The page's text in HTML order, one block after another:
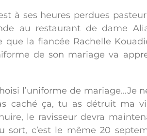
à ses heures perdues
au restaurant de dame
que la fiancée Rachelle
de son mariage va
l’uniforme de
caché ça, tu as détruit ma
le ravisseur devra
sort, c’est le même 20